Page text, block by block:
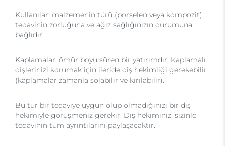
Kullanılan malzemenin türü (porselen veya kompozit),
tedavinin zorluğuna ve ağız sağlığınızın durumuna
bağlıdır.
Kaplamalar, ömür boyu süren bir yatırımdır. Kaplamalı
dişlerinizi korumak için ileride diş hekimliği gerekebilir
(kaplamalar zamanla solabilir ve kırılabilir).
Bu tür bir tedaviye uygun olup olmadığınızı bir diş
hekimiyle görüşmeniz gerekir. Diş hekiminiz, sizinle
tedavinin tüm ayrıntılarını paylaşacaktır.